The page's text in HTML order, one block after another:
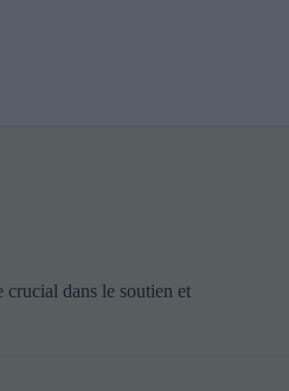
dans le soutien et